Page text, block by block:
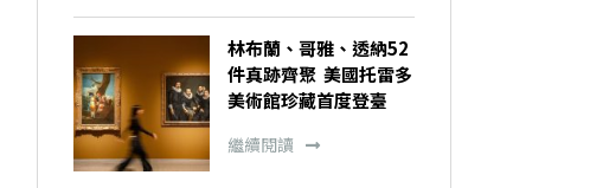
林布蘭、哥雅、透納52
件真跡齊聚 美國托雷多
美術館珍藏首度登臺
繼續閱讀